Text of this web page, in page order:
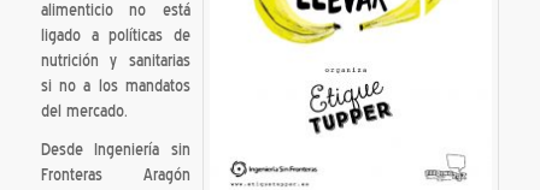
alimenticio no está
ligado a políticas de
nutrición y sanitarias
si no a los mandatos
del mercado.
Desde Ingeniería sin
Fronteras Aragón